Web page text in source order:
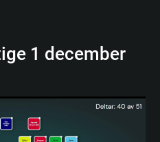
1 december